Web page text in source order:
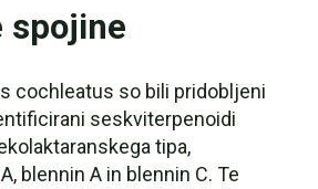
spojine
cochleatus so bili pridobljeni
seskviterpenoidi
tipa,
blennin A in blennin C. Te